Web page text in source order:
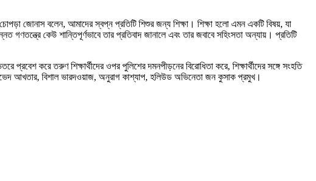
চোপড়া জোনাস বলেন, আমাদের স্বপ্ন প্রতিটি শিশুর জন্য শিক্ষা। শিক্ষা হলো এমন একটি বিষয়, যা
কেউ শান্তিপূর্ণভাবে তার প্রতিবাদ জানালে এবং তার জবাবে সহিংসতা অন্যায়। প্রতিটি
করে তরুণ শিক্ষার্থীদের ওপর পুলিশের দমনপীড়নের বিরোধিতা করে, শিক্ষার্থীদের সঙ্গে সংহতি
আখতার, বিশাল ভারদওয়াজ, অনুরাগ কাশ্যাপ, হলিউড অভিনেতা জন কুসাক প্রমুখ।